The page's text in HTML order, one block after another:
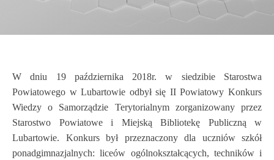
W dniu 19 października 2018r. w siedzibie Starostwa
Powiatowego w Lubartowie odbył się II Powiatowy Konkurs
Wiedzy o Samorządzie Terytorialnym zorganizowany przez
Starostwo Powiatowe i Miejską Bibliotekę Publiczną w
Lubartowie. Konkurs był przeznaczony dla uczniów szkół
ponadgimnazjalnych: liceów ogólnokształcących, techników i